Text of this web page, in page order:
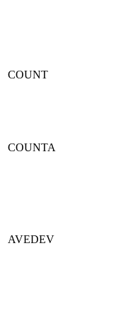
COUNT
COUNTA
AVEDEV